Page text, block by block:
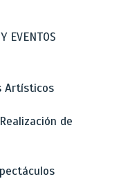
EVENTOS
Artísticos
de